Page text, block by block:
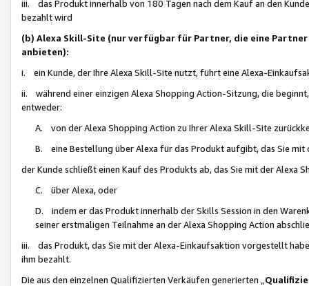
iii. das Produkt innerhalb von 180 Tagen nach dem Kauf an den
bezahlt wird
(b) Alexa Skill-Site (nur verfügbar für Partner, die eine
anbieten):
i. ein Kunde, der Ihre Alexa Skill-Site nutzt, führt eine Alexa-
ii. während einer einzigen Alexa Shopping Action-Sitzung, die
entweder:
A. von der Alexa Shopping Action zu Ihrer Alexa Skill-Site
B. eine Bestellung über Alexa für das Produkt aufgibt, das Sie mit
der Kunde schließt einen Kauf des Produkts ab, das Sie mit der Alexa
C. über Alexa, oder
D. indem er das Produkt innerhalb der Skills Session in den
seiner erstmaligen Teilnahme an der Alexa Shopping Action
iii. das Produkt, das Sie mit der Alexa-Einkaufsaktion vorgestellt
ihm bezahlt.
Die aus den einzelnen Qualifizierten Verkäufen generierten „